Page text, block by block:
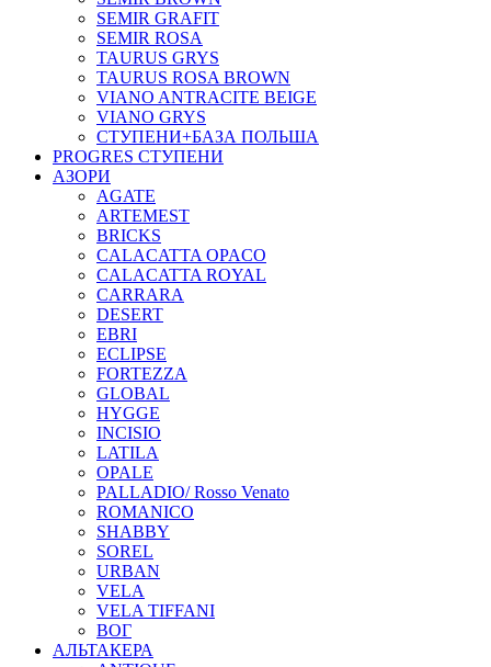
SEMIR GRAFIT
SEMIR ROSA
TAURUS GRYS
TAURUS ROSA BROWN
VIANO ANTRACITE BEIGE
VIANO GRYS
СТУПЕНИ+БАЗА ПОЛЬША
PROGRES СТУПЕНИ
АЗОРИ
AGATE
ARTEMEST
BRICKS
CALACATTA OPACO
CALACATTA ROYAL
CARRARA
DESERT
EBRI
ECLIPSE
FORTEZZA
GLOBAL
HYGGE
INCISIO
LATILA
OPALE
PALLADIO/ Rosso Venato
ROMANICO
SHABBY
SOREL
URBAN
VELA
VELA TIFFANI
ВОГ
АЛЬТАКЕРА